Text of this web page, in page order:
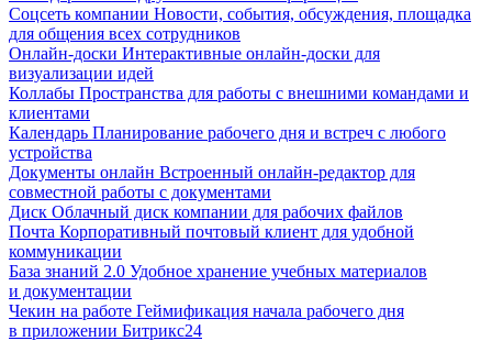
Соцсеть компании Новости, события, обсуждения, площадка
для общения всех сотрудников
Онлайн-доски Интерактивные онлайн-доски для
визуализации идей
Коллабы Пространства для работы с внешними командами и
клиентами
Календарь Планирование рабочего дня и встреч с любого
устройства
Документы онлайн Встроенный онлайн-редактор для
совместной работы с документами
Диск Облачный диск компании для рабочих файлов
Почта Корпоративный почтовый клиент для удобной
коммуникации
База знаний 2.0 Удобное хранение учебных материалов
и документации
Чекин на работе Геймификация начала рабочего дня
в приложении Битрикс24